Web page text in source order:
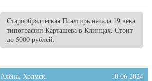
Старообрядческая Псалтирь начала 19 века
типографии Карташева в Клинцах. Стоит
до 5000 рублей.
Алёна, Холмск.
10.06.2024